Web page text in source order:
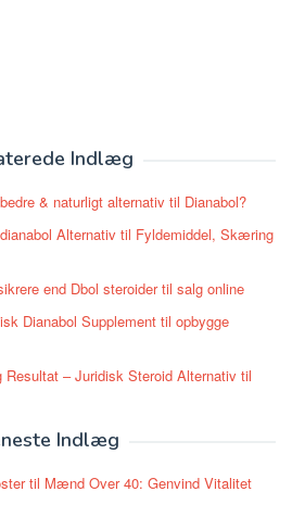
Indlæg
& naturligt alternativ til Dianabol?
Alternativ til Fyldemiddel, Skæring
end Dbol steroider til salg online
Dianabol Supplement til opbygge
– Juridisk Steroid Alternativ til
Indlæg
til Mænd Over 40: Genvind Vitalitet